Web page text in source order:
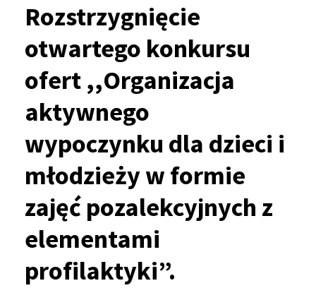
Rozstrzygnięcie
otwartego konkursu
ofert ,,Organizacja
aktywnego
wypoczynku dla dzieci i
młodzieży w formie
zajęć pozalekcyjnych z
elementami
profilaktyki”.